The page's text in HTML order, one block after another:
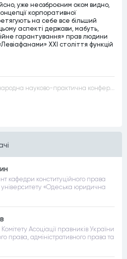
уже неозброєним оком видно,
корпоративної
на себе все більший
аспекті держави, мабуть,
гарантування» прав людини
ХХІ століття функцій
22 червня відбудеться Міжнародна науково-практична конференція “Конституційна демократія в умовах загроз територіальній цілісності та національній безпеці”
кафедри конституційного права
університету «Одеська юридична
Асоціації правників України
права, адміністративного права та